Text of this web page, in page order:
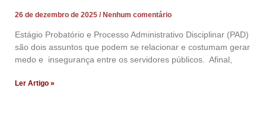
26 de dezembro de 2025 Nenhum comentário
Estágio Probatório e Processo Administrativo Disciplinar (PAD)
são dois assuntos que podem se relacionar e costumam gerar
medo e insegurança entre os servidores públicos. Afinal,
Ler Artigo »